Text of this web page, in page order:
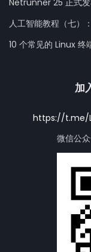
人工智能教程（七）
10 个常见的 Linux 终
加
https://t.me/
微信公